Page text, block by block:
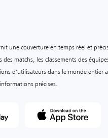
une couverture en temps réel et
des matchs, les classements des
d'utilisateurs dans le monde entier
précises.